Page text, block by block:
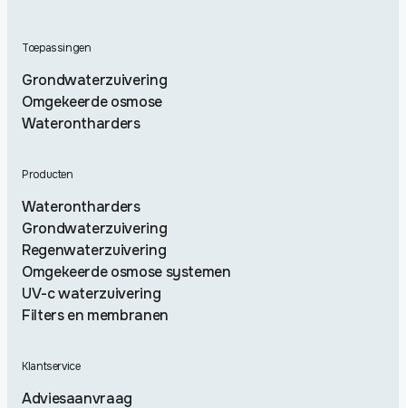
Toepassingen
Grondwaterzuivering
Omgekeerde osmose
Waterontharders
Producten
Waterontharders
Grondwaterzuivering
Regenwaterzuivering
Omgekeerde osmose systemen
UV-c waterzuivering
Filters en membranen
Klantservice
Adviesaanvraag